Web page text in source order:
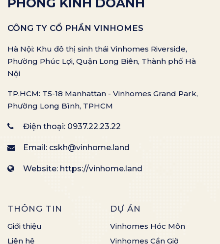
PHÒNG KINH DOANH
CÔNG TY CỔ PHẦN VINHOMES
Hà Nội: Khu đô thị sinh thái Vinhomes Riverside,
Phường Phúc Lợi, Quận Long Biên, Thành phố Hà
Nội
TP.HCM: T5-18 Manhattan - Vinhomes Grand Park,
Phường Long Bình, TPHCM
Điện thoại: 0937.22.23.22
Email: cskh@vinhome.land
Website: https://vinhome.land
THÔNG TIN
Giới thiệu
Liên hệ
DỰ ÁN
Vinhomes Hóc Môn
Vinhomes Cần Giờ